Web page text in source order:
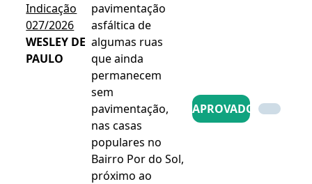
Indicação
027/2026
WESLEY DE
PAULO
pavimentação
asfáltica de
algumas ruas
que ainda
permanecem
sem
pavimentação,
nas casas
populares no
Bairro Por do Sol,
próximo ao
APROVADO